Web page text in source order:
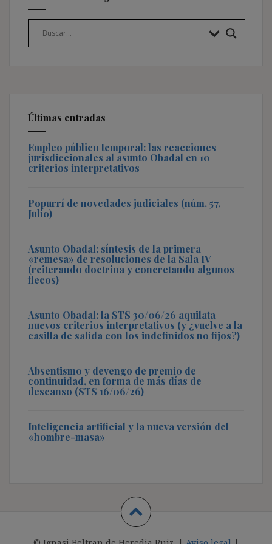
Últimas entradas
Empleo público temporal: las reacciones
jurisdiccionales al asunto Obadal en 10
criterios interpretativos
Popurrí de novedades judiciales (núm. 57,
Julio)
Asunto Obadal: síntesis de la primera
«remesa» de resoluciones de la Sala IV
(reiterando doctrina y concretando algunos
flecos)
Asunto Obadal: la STS 30/06/26 aquilata
nuevos criterios interpretativos (y ¿vuelve a la
casilla de salida con los indefinidos no fijos?)
Absentismo y devengo de premio de
continuidad, en forma de más días de
descanso (STS 16/06/26)
Inteligencia artificial y la nueva versión del
«hombre-masa»